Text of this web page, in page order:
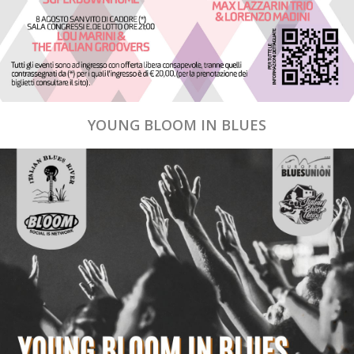
YOUNG BLOOM IN BLUES